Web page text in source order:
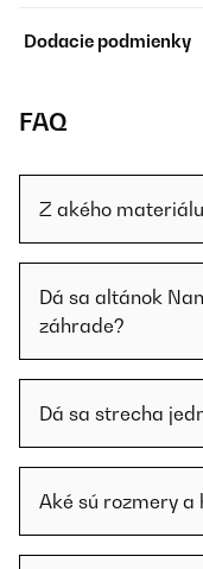
Dodacie podmienky
FAQ
Z akého
Dá sa altánok
záhrade?
Dá sa strecha
Aké sú rozmery